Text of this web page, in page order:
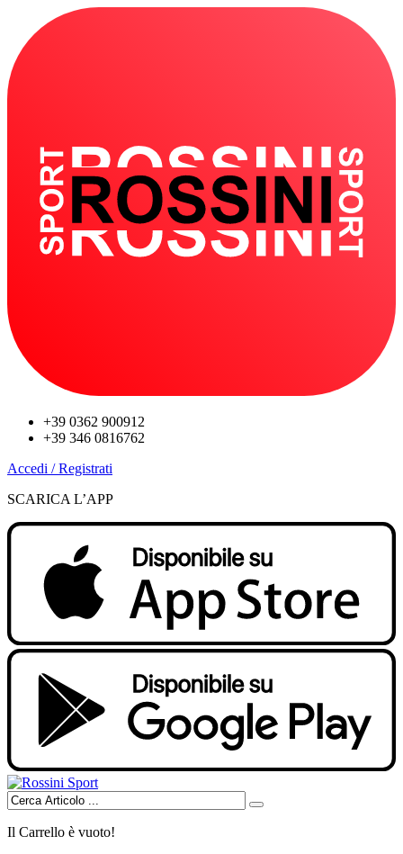
+39 0362 900912
+39 346 0816762
Accedi / Registrati
SCARICA L’APP
Il Carrello è vuoto!